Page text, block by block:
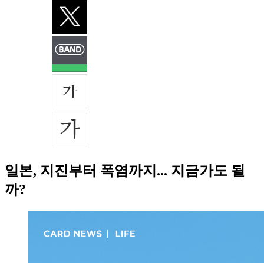
일본, 지진부터 폭염까지... 지금가도 될
까?